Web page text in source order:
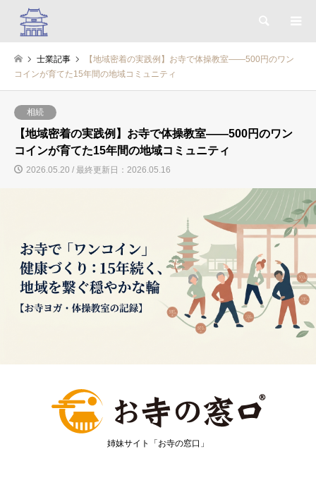
士業記事
【地域密着の実践例】お寺で体操教室――500円のワン
コインが育てた15年間の地域コミュニティ
相続
【地域密着の実践例】お寺で体操教室――500円のワン
コインが育てた15年間の地域コミュニティ
2026.05.20 / 最終更新日：2026.05.16
姉妹サイト「お寺の窓口」